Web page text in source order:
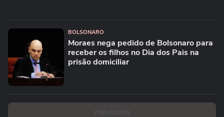
BOLSONARO
Moraes nega pedido de Bolsonaro para
receber os filhos no Dia dos Pais na
prisão domiciliar
PUBLICIDADE